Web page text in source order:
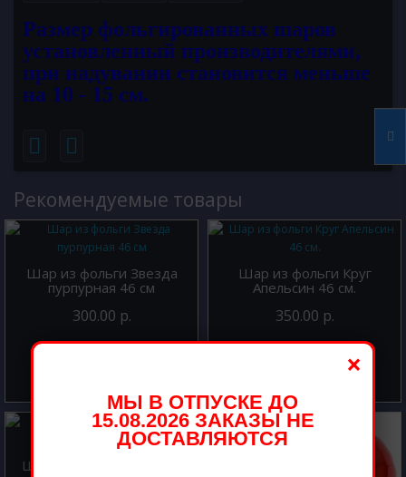
Размер фольгированных шаров
установленный производителями,
при надувании становится меньше
на 10 - 15 см.
Рекомендуемые товары
Шар из фольги Звезда
пурпурная 46 см
300.00 р.
Шар из фольги Круг
Апельсин 46 см.
350.00 р.
Шар из фольги Цифра 8
×
МЫ В ОТПУСКЕ ДО
15.08.2026 ЗАКАЗЫ НЕ
ДОСТАВЛЯЮТСЯ